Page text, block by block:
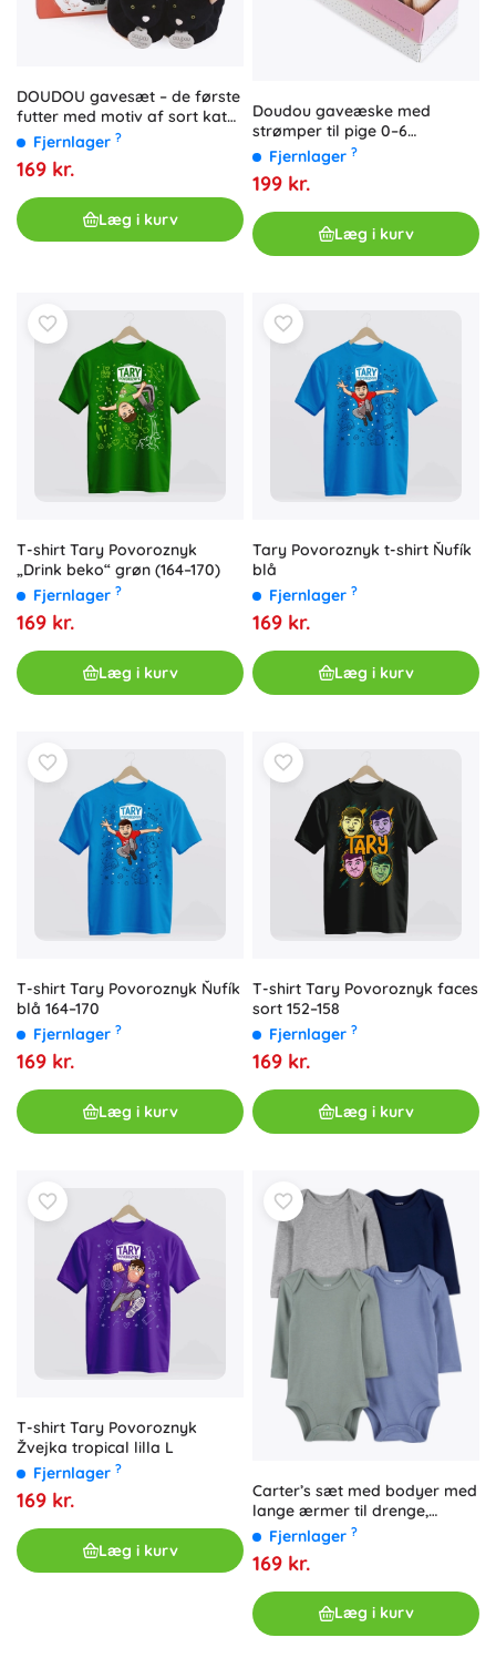
DOUDOU gavesæt – de første
futter med motiv af sort kat
0–6 måneder
Fjernlager ?
169 kr.
Læg i kurv
Doudou gaveæske med
strømper til pige 0–6
måneder, 7 par
Fjernlager ?
199 kr.
Læg i kurv
T-shirt Tary Povoroznyk
„Drink beko“ grøn (164–170)
Fjernlager ?
169 kr.
Læg i kurv
Tary Povoroznyk t-shirt Ňufík
blå
Fjernlager ?
169 kr.
Læg i kurv
T-shirt Tary Povoroznyk Ňufík
blå 164–170
Fjernlager ?
169 kr.
Læg i kurv
T-shirt Tary Povoroznyk faces
sort 152–158
Fjernlager ?
169 kr.
Læg i kurv
T-shirt Tary Povoroznyk
Žvejka tropical lilla L
Fjernlager ?
169 kr.
Læg i kurv
Carter’s sæt med bodyer med
lange ærmer til drenge,
blå/grøn/grå, 4 stk., str. 56
Fjernlager ?
169 kr.
Læg i kurv